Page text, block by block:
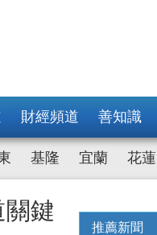
財經頻道 善知識
基隆 宜蘭 花蓮
鍵
推薦新聞